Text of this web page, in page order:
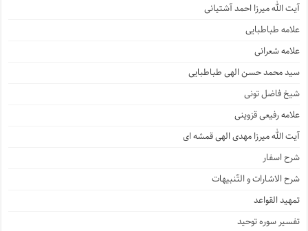
آیت الله میرزا احمد آشتیانی
علامه طباطبایی
علامه شعرانی
سید محمد حسن الهی طباطبایی
شیخ فاضل تونی
علامه رفیعی قزوینی
آیت الله میرزا مهدی الهی قمشه ای
شرح اسفار
شرح الاشارات و التّنبیهات
تمهید القواعد
تفسیر سوره توحید